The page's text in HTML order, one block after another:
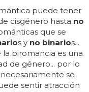
puede tener
cisgénero hasta no
que se
s y no binarios...
biromancia es una
de género... por lo
necesariamente se
sentir atracción